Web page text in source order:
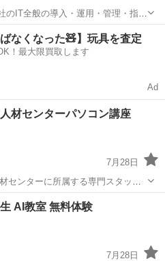
のIT全般の導入・運用・管理・指
フトの開発・設計・プログラミン
したシステムエンジニア職、執行
総合 料金
ばなくなった🧸】玩具を査定
！最大限買取します
Ad
材センターパソコン講座
7月28日
ンターに所属する専門スタッフ
申し込みはこちらから。
他 シルバー人材センター
AI教室 無料体験
7月28日